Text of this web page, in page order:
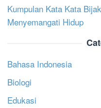
Kumpulan Kata Kata
Menyemangati Hidup
Bahasa Indonesia
Biologi
Edukasi